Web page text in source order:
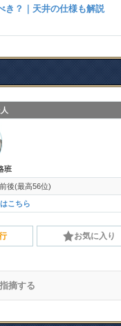
き？｜天井の仕様も解説
班
後(最高56位)
こちら
お気に入り
摘する